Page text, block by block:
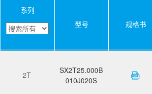
系列
型号
规格书
2T
SX2T25.000B
010J020S